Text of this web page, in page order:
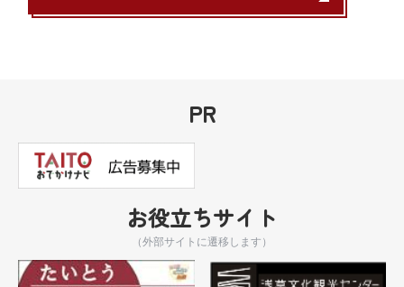
PR
お役立ちサイト
（外部サイトに遷移します）